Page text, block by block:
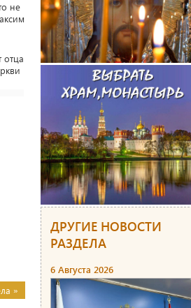
не
отца
»
ДРУГИЕ НОВОСТИ
РАЗДЕЛА
6 Августа 2026